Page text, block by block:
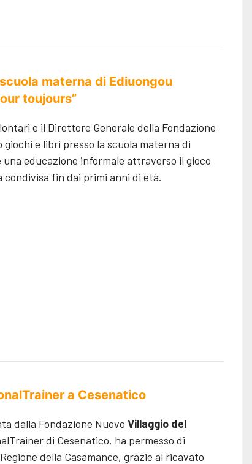
materna di Ediuongou
toujours”
e il Direttore Generale della Fondazione
giochi e libri presso la scuola materna di
educazione informale attraverso il gioco
fin dai primi anni di età.
a Cesenatico
dalla Fondazione Nuovo Villaggio del
di Cesenatico, ha permesso di
della Casamance, grazie al ricavato